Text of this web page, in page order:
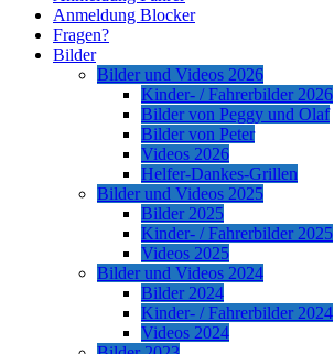
Anmeldung Blocker
Fragen?
Bilder
Bilder und Videos 2026
Kinder- / Fahrerbilder 2026
Bilder von Peggy und Olaf
Bilder von Peter
Videos 2026
Helfer-Dankes-Grillen
Bilder und Videos 2025
Bilder 2025
Kinder- / Fahrerbilder 2025
Videos 2025
Bilder und Videos 2024
Bilder 2024
Kinder- / Fahrerbilder 2024
Videos 2024